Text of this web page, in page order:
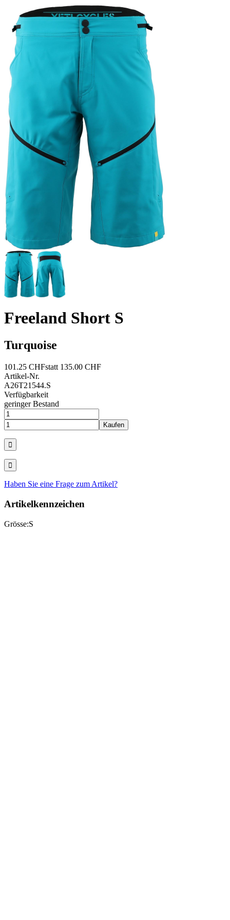
Freeland Short S
Turquoise
101.25 CHFstatt 135.00 CHF
Artikel-Nr.
A26T21544.S
Verfügbarkeit
geringer Bestand
Haben Sie eine Frage zum Artikel?
Artikelkennzeichen
Grösse:S